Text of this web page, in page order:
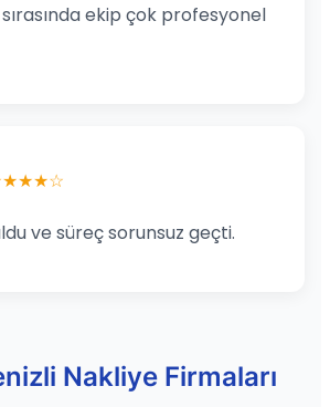
ekip çok profesyonel
ve süreç sorunsuz geçti.
Nakliye Firmaları